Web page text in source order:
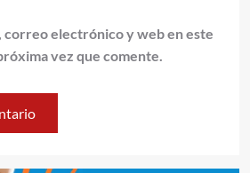
correo electrónico y web en este
vez que comente.